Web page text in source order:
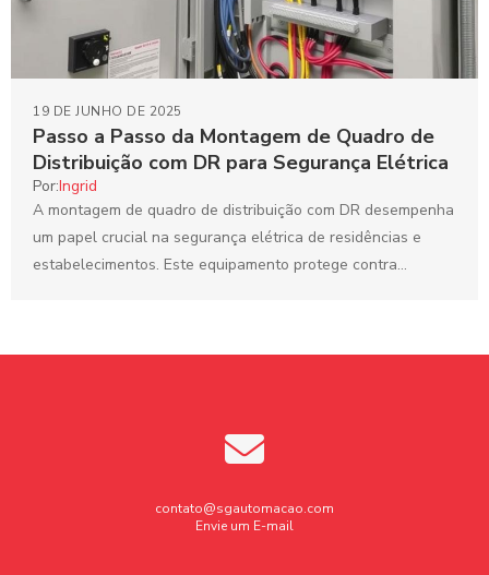
Passo a Passo da Montagem de Quadro de
Distribuição com DR para Segurança Elétrica
19 DE JUNHO DE 2025
Por:Ingrid
A montagem de quadro de distribuição com DR desempenha
um papel crucial na segurança elétrica de residências e
estabelecimentos. Este equipamento protege contra
contato@sgautomacao.com
Envie um E-mail